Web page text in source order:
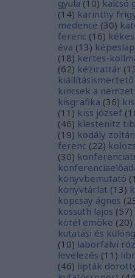
gyula (10) kalcsó
(14) karinthy
medence (30)
ferenc (16)
éva (13) képeslap
(18) kertes-
(62) kézirattár (
kiállításismertető
kincsek a
kisgrafika (36)
(11 ) kiss józsef (
(46) klestenitz
(19) kodály zoltán
ferenc (22)
(30)
könyvbemutató (
könyvtárlat (13)
kopcsay ágnes (
kossuth lajos (57)
kötél emőke (20)
kutatási és
(10) laborfalvi
levelezés (11 )
(46) lipták